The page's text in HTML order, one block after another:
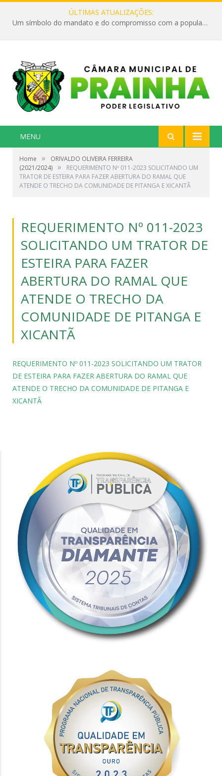
ÚLTIMAS ATUALIZAÇÕES:
Um símbolo do mandato e do compromisso com a população
MENU
Home »
ORIVALDO OLIVEIRA FERREIRA
(2021/2024) »
REQUERIMENTO Nº 011-2023 SOLICITANDO UM
TRATOR DE ESTEIRA PARA FAZER ABERTURA DO RAMAL QUE
ATENDE O TRECHO DA COMUNIDADE DE PITANGA E XICANTÃ
REQUERIMENTO Nº 011-2023
SOLICITANDO UM TRATOR DE
ESTEIRA PARA FAZER
ABERTURA DO RAMAL QUE
ATENDE O TRECHO DA
COMUNIDADE DE PITANGA E
XICANTÃ
REQUERIMENTO Nº 011-2023 SOLICITANDO UM TRATOR
DE ESTEIRA PARA FAZER ABERTURA DO RAMAL QUE
ATENDE O TRECHO DA COMUNIDADE DE PITANGA E
XICANTÃ